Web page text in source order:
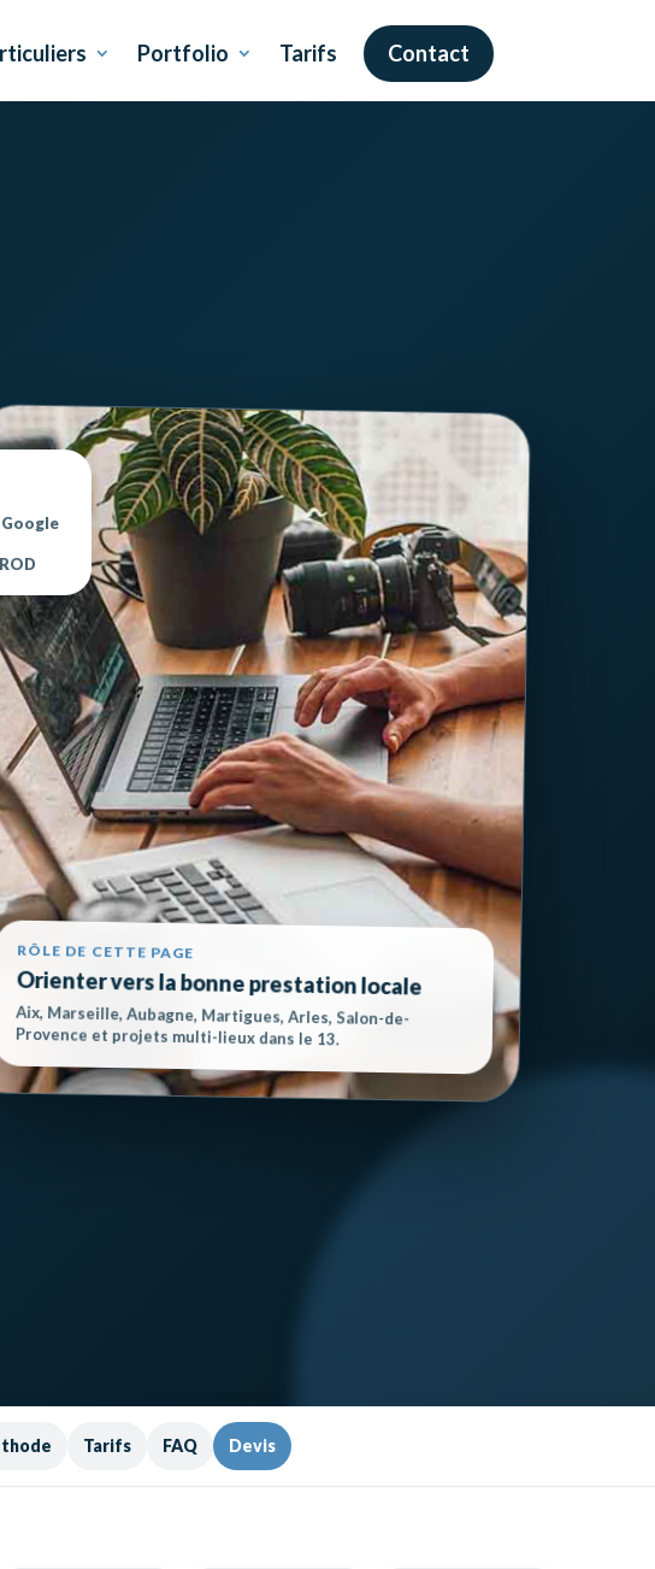
Portfolio Tarifs Contact
RÔLE DE CETTE PAGE
Orienter vers la bonne prestation locale
Aix, Marseille, Aubagne, Martigues, Arles, Salon-de-
Provence et projets multi-lieux dans le 13.
Tarifs FAQ Devis